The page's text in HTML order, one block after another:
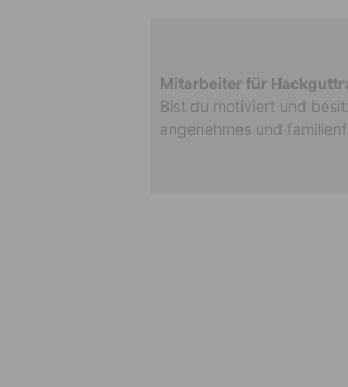
Mitarbeiter für
Bist du motiviert und
angenehmes und